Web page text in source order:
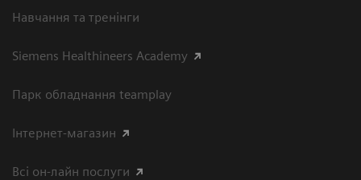
Навчання та тренінги
Siemens Healthineers Academy
Парк обладнання teamplay
Інтернет-магазин
Всі он-лайн послуги